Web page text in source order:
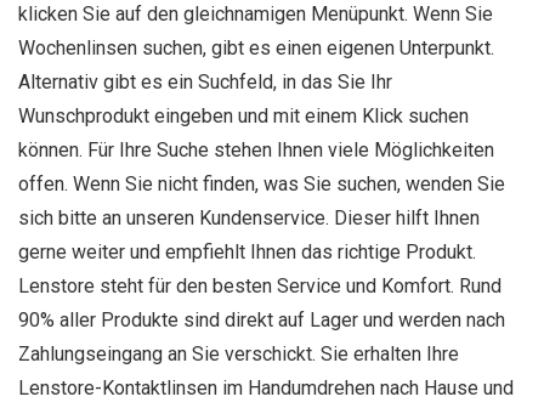
klicken Sie auf den gleichnamigen Menüpunkt. Wenn Sie
Wochenlinsen suchen, gibt es einen eigenen Unterpunkt.
Alternativ gibt es ein Suchfeld, in das Sie Ihr
Wunschprodukt eingeben und mit einem Klick suchen
können. Für Ihre Suche stehen Ihnen viele Möglichkeiten
offen. Wenn Sie nicht finden, was Sie suchen, wenden Sie
sich bitte an unseren Kundenservice. Dieser hilft Ihnen
gerne weiter und empfiehlt Ihnen das richtige Produkt.
Lenstore steht für den besten Service und Komfort. Rund
90% aller Produkte sind direkt auf Lager und werden nach
Zahlungseingang an Sie verschickt. Sie erhalten Ihre
Lenstore-Kontaktlinsen im Handumdrehen nach Hause und